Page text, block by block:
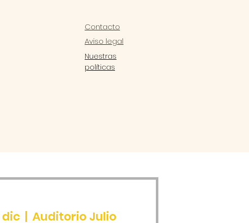
Contacto
Aviso legal
Nuestras
políticas
dic
  |
Auditorio Julio